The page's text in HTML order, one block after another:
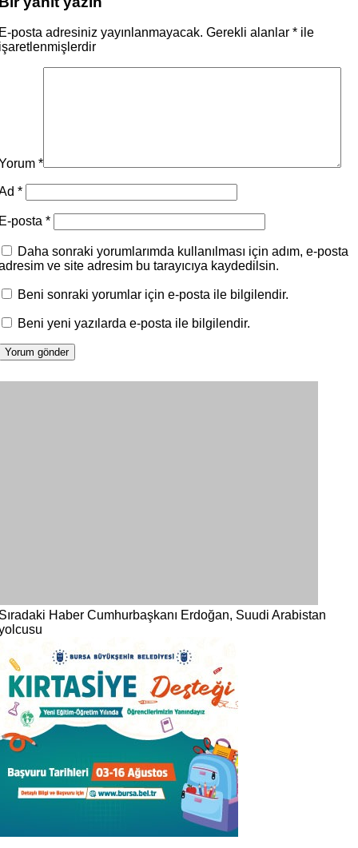
posta adresiniz yayınlanmayacak. Gerekli alanlar * ile
*
*
posta *
Daha sonraki yorumlarımda kullanılması için adım, e-posta
ve site adresim bu tarayıcıya kaydedilsin.
Beni sonraki yorumlar için e-posta ile bilgilendir.
Beni yeni yazılarda e-posta ile bilgilendir.
Haber Cumhurbaşkanı Erdoğan, Suudi Arabistan